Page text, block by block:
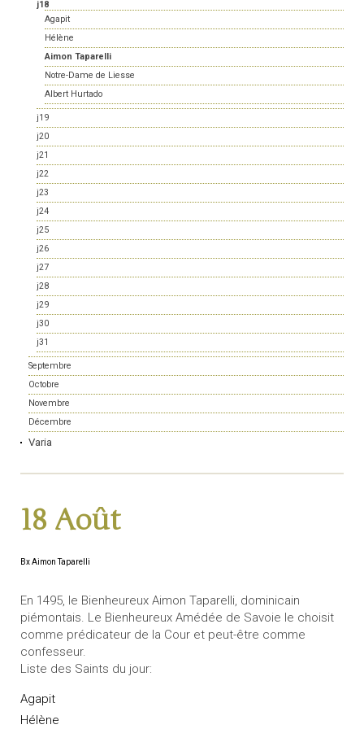
j18
Agapit
Hélène
Aimon Taparelli
Notre-Dame de Liesse
Albert Hurtado
j19
j20
j21
j22
j23
j24
j25
j26
j27
j28
j29
j30
j31
Septembre
Octobre
Novembre
Décembre
Varia
18 Août
Bx Aimon Taparelli
En 1495, le Bienheureux Aimon Taparelli, dominicain
piémontais. Le Bienheureux Amédée de Savoie le choisit
comme prédicateur de la Cour et peut-être comme
confesseur.
Liste des Saints du jour:
Agapit
Hélène